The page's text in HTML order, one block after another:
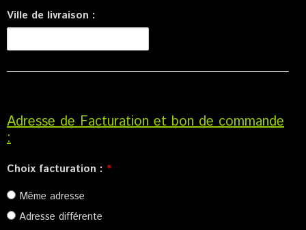
Ville de livraison :
Adresse de Facturation et bon de commande
:
Choix facturation : *
Même adresse
Adresse différente